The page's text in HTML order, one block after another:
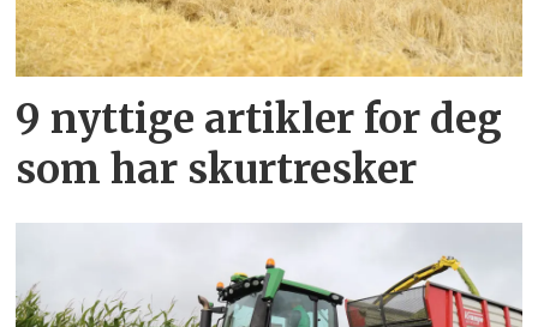
9 nyttige artikler for deg
som har skurtresker